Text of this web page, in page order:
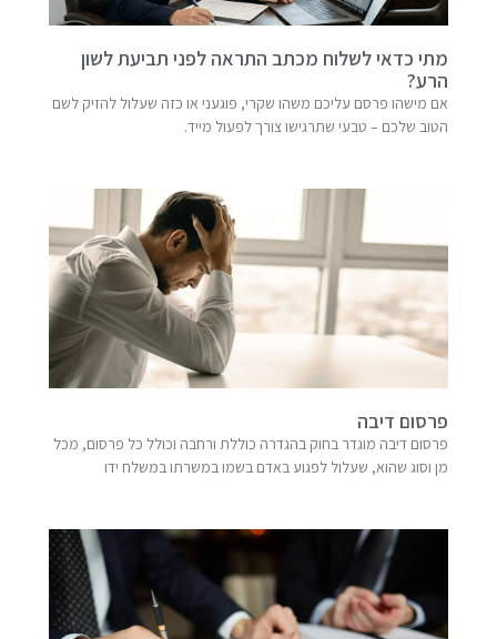
מתי כדאי לשלוח מכתב התראה לפני תביעת לשון
הרע?
אם מישהו פרסם עליכם משהו שקרי, פוגעני או כזה שעלול להזיק לשם
הטוב שלכם – טבעי שתרגישו צורך לפעול מייד.
פרסום דיבה
פרסום דיבה מוגדר בחוק בהגדרה כוללת ורחבה וכולל כל פרסום, מכל
מן וסוג שהוא, שעלול לפגוע באדם בשמו במשרתו במשלח ידו